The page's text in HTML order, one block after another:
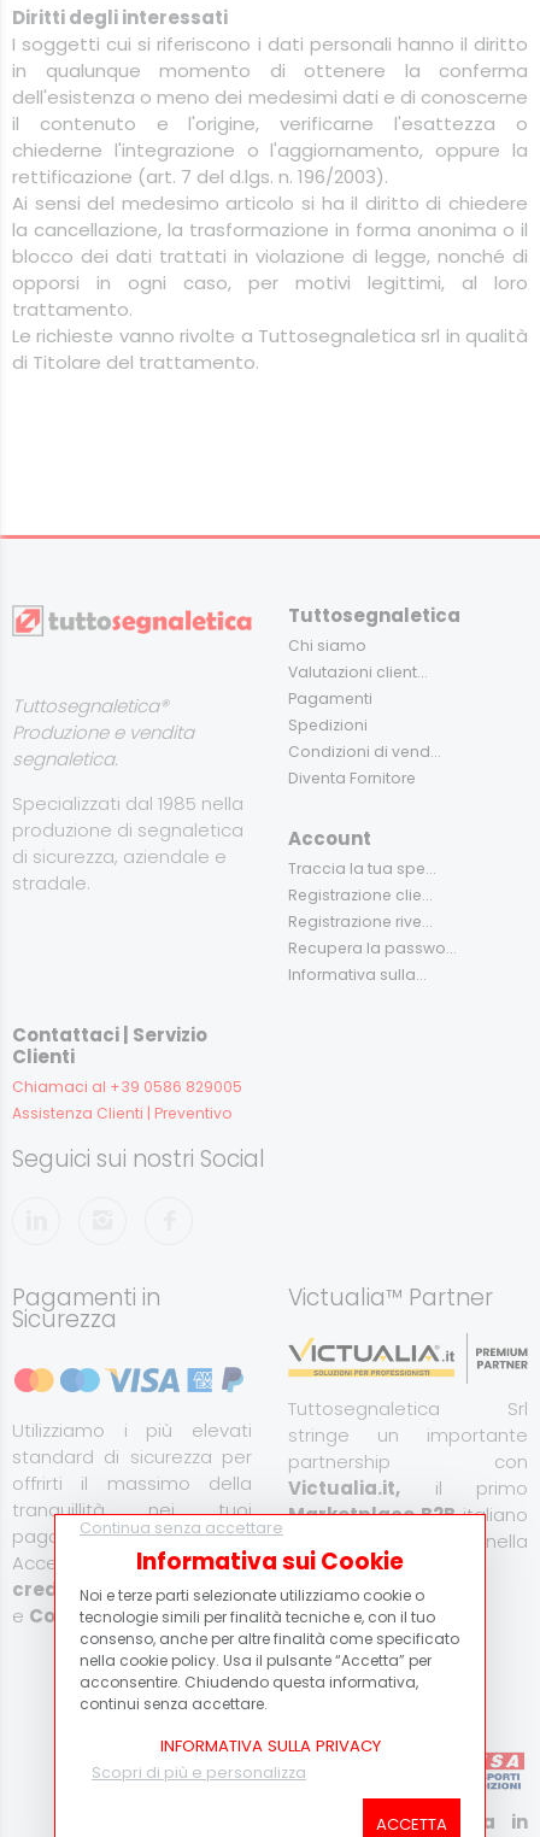
Diritti degli interessati
I soggetti cui si riferiscono i dati personali hanno il diritto
in qualunque momento di ottenere la conferma
dell'esistenza o meno dei medesimi dati e di conoscerne
il contenuto e l'origine, verificarne l'esattezza o
chiederne l'integrazione o l'aggiornamento, oppure la
rettificazione (art. 7 del d.lgs. n. 196/2003).
Ai sensi del medesimo articolo si ha il diritto di chiedere
la cancellazione, la trasformazione in forma anonima o il
blocco dei dati trattati in violazione di legge, nonché di
opporsi in ogni caso, per motivi legittimi, al loro
trattamento.
Le richieste vanno rivolte a Tuttosegnaletica srl in qualità
di Titolare del trattamento.
Tuttosegnaletica®
Produzione e vendita
segnaletica.
Specializzati dal 1985 nella
produzione di segnaletica
di sicurezza, aziendale e
stradale.
Tuttosegnaletica
Chi siamo
Valutazioni client...
Pagamenti
Spedizioni
Condizioni di vend...
Diventa Fornitore
Account
Traccia la tua spe...
Registrazione clie...
Registrazione rive...
Recupera la passwo...
Informativa sulla...
Contattaci | Servizio
Clienti
Chiamaci al +39 0586 829005
Assistenza Clienti | Preventivo
Seguici sui nostri Social
Pagamenti in
Sicurezza
Utilizziamo i più elevati
standard di sicurezza per
offrirti il massimo della
tranquillità nei tuoi
pagamenti online.
AccettiamoCarta di
credito,PayPal,Bonifico
e Contrassegno.
Scopri di più
Victualia™ Partner
Tuttosegnaletica Srl
stringe un importante
partnership con
Victualia.it, il primo
Marketplace B2Bitaliano
specializzato nella
fornitura aziendale.
Scopri di più
Consegna espressa in
Continua senza accettare
Informativa sui Cookie
Noi e terze parti selezionate utilizziamo cookie o
tecnologie simili per finalità tecniche e, con il tuo
consenso, anche per altre finalità come specificato
nella cookie policy. Usa il pulsante “Accetta” per
acconsentire. Chiudendo questa informativa,
continui senza accettare.
INFORMATIVA SULLA PRIVACY
Scopri di più e personalizza
ACCETTA